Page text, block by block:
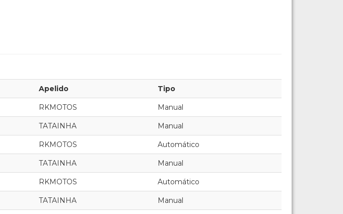
Apelido Tipo
RKMOTOS Manual
TATAINHA Manual
RKMOTOS Automático
TATAINHA Manual
RKMOTOS Automático
TATAINHA Manual